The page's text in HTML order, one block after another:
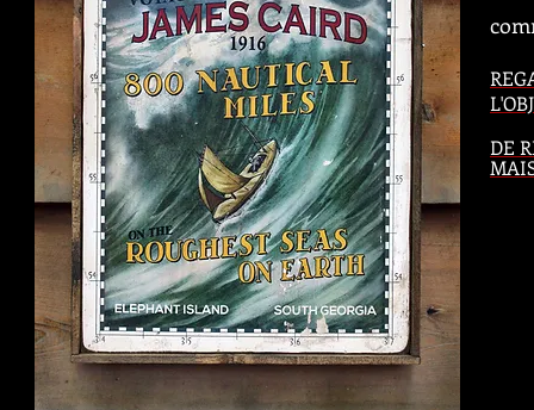
DE